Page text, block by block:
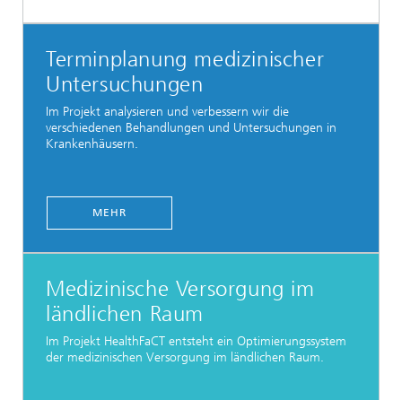
Terminplanung medizinischer
Untersuchungen
Im Projekt analysieren und verbessern wir die
verschiedenen Behandlungen und Untersuchungen in
Krankenhäusern.
MEHR
Medizinische Versorgung im
ländlichen Raum
Im Projekt HealthFaCT entsteht ein Optimierungssystem
der medizinischen Versorgung im ländlichen Raum.